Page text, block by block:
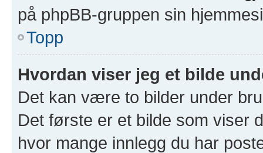
på phpBB-gruppen sin
Topp
Hvordan viser jeg et bilde
Det kan være to bilder under
Det første er et bilde som viser
hvor mange innlegg du har